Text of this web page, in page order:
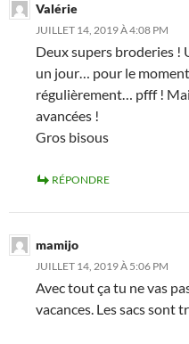
Valérie
JUILLET 14, 2019 À 4:08 PM
Deux supers broderies !
un jour… pour le moment
régulièrement… pfff !
avancées !
Gros bisous
RÉPONDRE
mamijo
JUILLET 14, 2019 À 5:06 PM
Avec tout ça tu ne vas
vacances. Les sacs sont